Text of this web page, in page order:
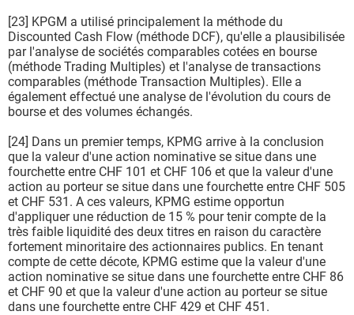
[23] KPGM a utilisé principalement la méthode du
Discounted Cash Flow (méthode DCF), qu'elle a plausibilisée
par l'analyse de sociétés comparables cotées en bourse
(méthode Trading Multiples) et l'analyse de transactions
comparables (méthode Transaction Multiples). Elle a
également effectué une analyse de l'évolution du cours de
bourse et des volumes échangés.
[24] Dans un premier temps, KPMG arrive à la conclusion
que la valeur d'une action nominative se situe dans une
fourchette entre CHF 101 et CHF 106 et que la valeur d'une
action au porteur se situe dans une fourchette entre CHF 505
et CHF 531. A ces valeurs, KPMG estime opportun
d'appliquer une réduction de 15 % pour tenir compte de la
très faible liquidité des deux titres en raison du caractère
fortement minoritaire des actionnaires publics. En tenant
compte de cette décote, KPMG estime que la valeur d'une
action nominative se situe dans une fourchette entre CHF 86
et CHF 90 et que la valeur d'une action au porteur se situe
dans une fourchette entre CHF 429 et CHF 451.